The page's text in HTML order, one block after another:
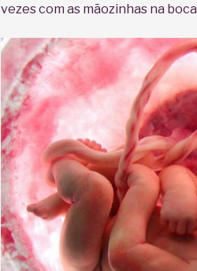
vezes com as mãozinhas na boca